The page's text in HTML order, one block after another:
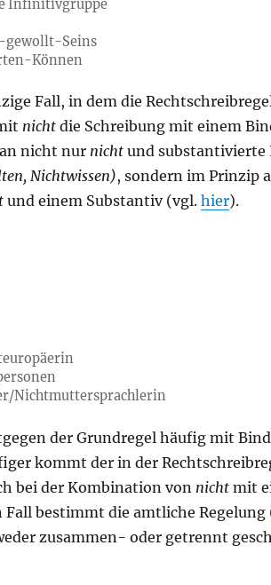
Infinitivgruppe
gewollt-Seins
Können
Fall, in dem die
nichtdie Schreibung mit einem
nicht nur nichtund
Nichtwissen), sondern im Prinzip
und einem Substantiv (vgl. hier).
Nichtmuttersprachlerin
der Grundregel häufig mit
kommt der in der
bei der Kombination von nichtmit
Fall bestimmt die amtliche Regelung
zusammen- oder getrennt